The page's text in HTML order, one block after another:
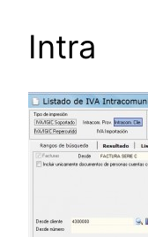
Intra